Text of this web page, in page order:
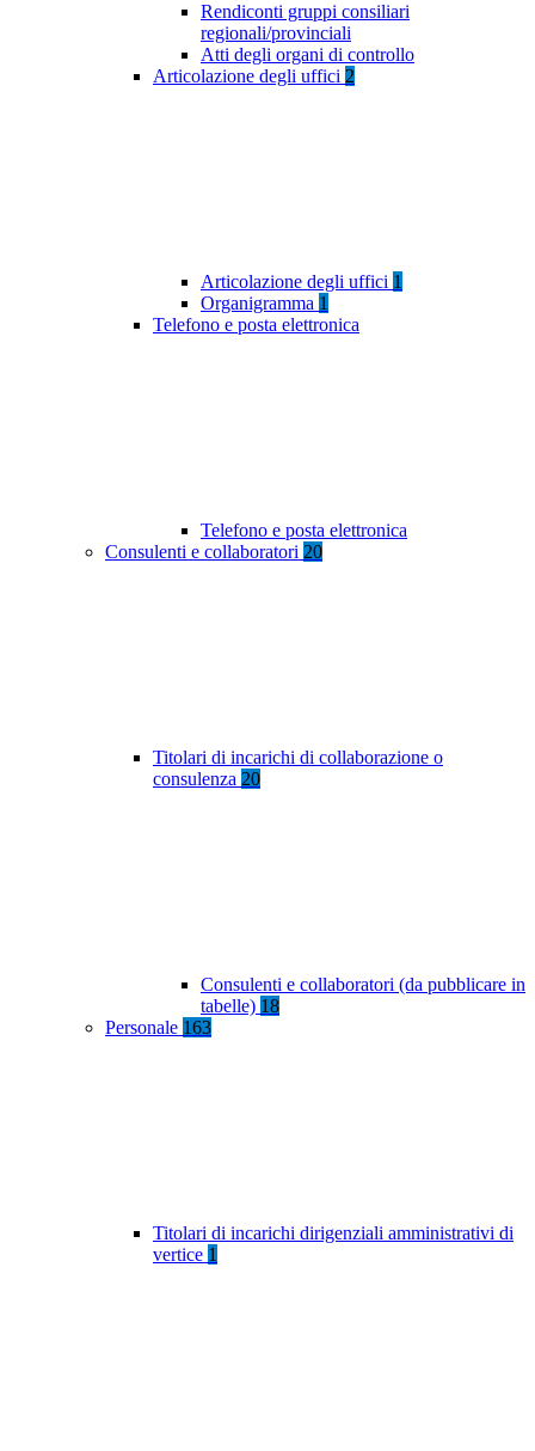
Rendiconti gruppi consiliari
regionali/provinciali
Atti degli organi di controllo
Articolazione degli uffici 2
Articolazione degli uffici 1
Organigramma 1
Telefono e posta elettronica
Telefono e posta elettronica
Consulenti e collaboratori 20
Titolari di incarichi di collaborazione o
consulenza 20
Consulenti e collaboratori (da pubblicare in
tabelle) 18
Personale 163
Titolari di incarichi dirigenziali amministrativi di
vertice 1